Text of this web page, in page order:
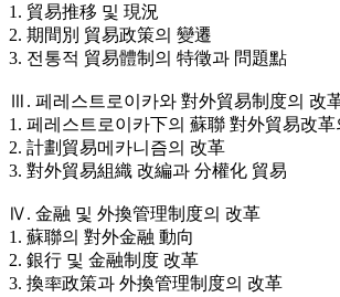
1. 貿易推移 및 現況
2. 期間別 貿易政策의 變遷
3. 전통적 貿易體制의 特徵과 問題點
Ⅲ. 페레스트로이카와 對外貿易制度의 改
1. 페레스트로이카下의 蘇聯 對外貿易改
2. 計劃貿易메카니즘의 改革
3. 對外貿易組織 改編과 分權化 貿易
Ⅳ. 金融 및 外換管理制度의 改革
1. 蘇聯의 對外金融 動向
2. 銀行 및 金融制度 改革
3. 換率政策과 外換管理制度의 改革